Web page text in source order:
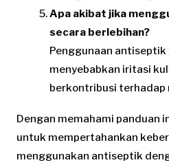
Apa akibat jika
secara berlebihan?
Penggunaan
menyebabkan iritasi
berkontribusi
Dengan memahami panduan
untuk mempertahankan
menggunakan antiseptik